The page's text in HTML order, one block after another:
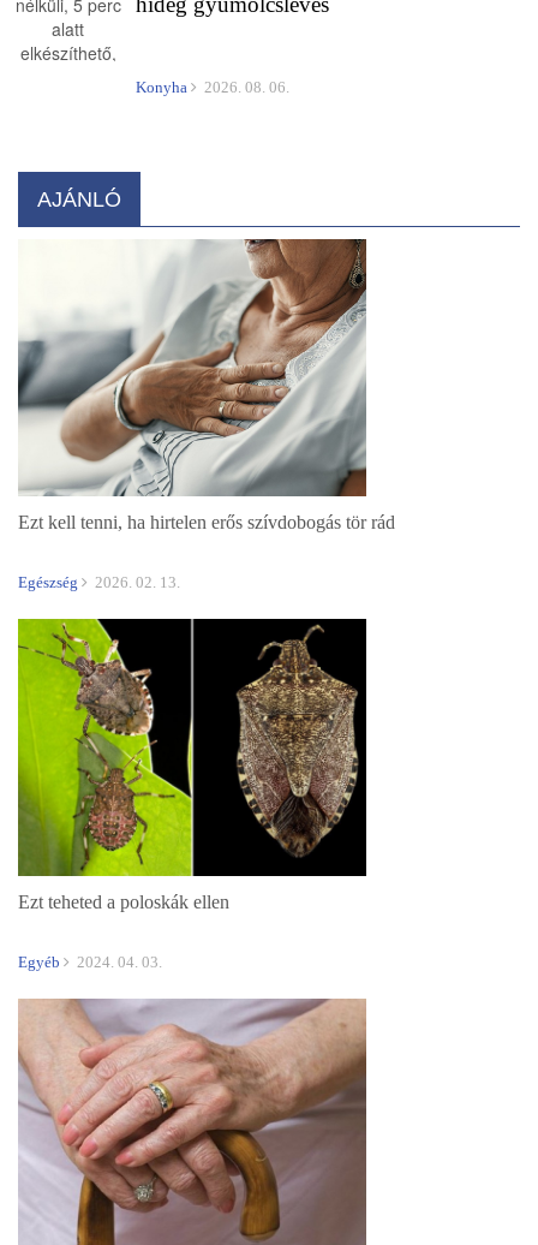
Konyha 2026. 08. 06.
AJÁNLÓ
Ezt kell tenni, ha hirtelen erős szívdobogás tör rád
Egészség 2026. 02. 13.
Ezt teheted a poloskák ellen
Egyéb 2024. 04. 03.